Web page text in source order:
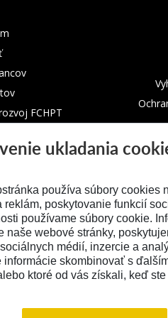
FCHPT
ukladania
používa súbory cookies
reklám, poskytovanie funkcií
používame súbory cookie.
naše webové stránky,
médií, inzercie a
informácie skombinovať s
ktoré od vás získali, keď